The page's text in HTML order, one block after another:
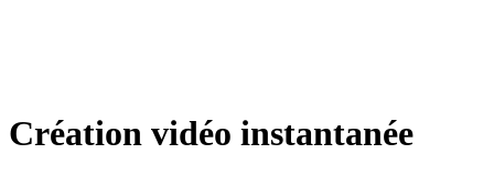
Création vidéo instantanée